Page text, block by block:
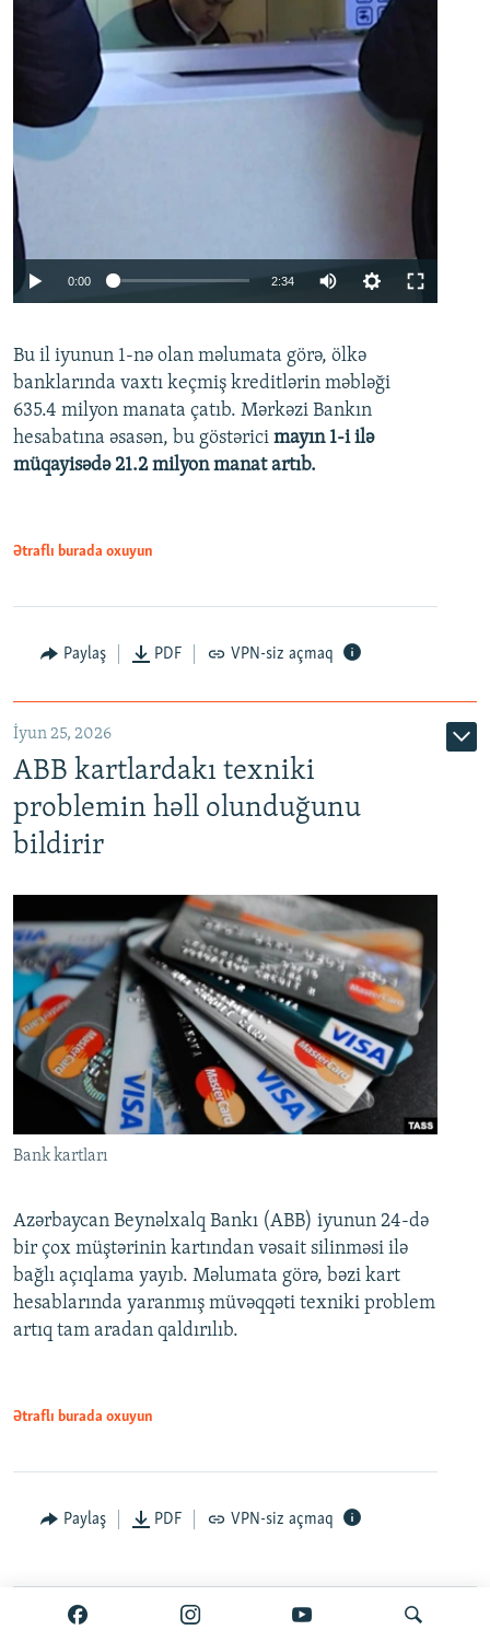
Auto 240p 360p 480p
720p 1080p
0:00 2:34
360p
480p
720p
Bu il iyunun 1-nə olan məlumata görə, ölkə
banklarında vaxtı keçmiş kreditlərin məbləği
635.4 milyon manata çatıb. Mərkəzi Bankın
hesabatına əsasən, bu göstərici mayın 1-i ilə
müqayisədə 21.2 milyon manat artıb.
Ətraflı burada oxuyun
Paylaş PDF VPN-siz açmaq
İyun 25, 2026
ABB kartlardakı texniki
problemin həll olunduğunu
bildirir
Bank kartları
Azərbaycan Beynəlxalq Bankı (ABB) iyunun 24-də
bir çox müştərinin kartından vəsait silinməsi ilə
bağlı açıqlama yayıb. Məlumata görə, bəzi kart
hesablarında yaranmış müvəqqəti texniki problem
artıq tam aradan qaldırılıb.
Ətraflı burada oxuyun
Paylaş PDF VPN-siz açmaq